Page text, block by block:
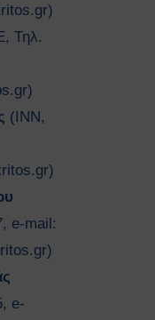
2020
κάπνισμα
)
Τηλ.
)
(ΙΝΝ,
)
e-mail:
)
e-